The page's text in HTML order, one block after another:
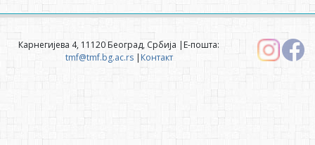
Карнегијева 4, 11120 Београд, Србија |Е-пошта:
tmf@tmf.bg.ac.rs| Контакт